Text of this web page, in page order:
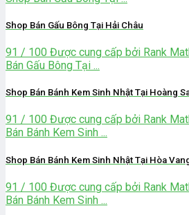
Shop Bán Gấu Bông Tại Hải Châu
91 / 100 Được cung cấp bởi Rank
Bán Gấu Bông Tại ...
Shop Bán Bánh Kem Sinh Nhật Tại Hoàng
91 / 100 Được cung cấp bởi Rank
Bán Bánh Kem Sinh ...
Shop Bán Bánh Kem Sinh Nhật Tại Hòa
91 / 100 Được cung cấp bởi Rank
Bán Bánh Kem Sinh ...